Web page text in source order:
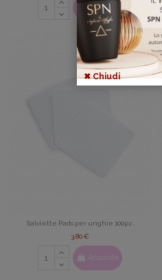
Acquista
Salviette Pads per unghie 100pz.
3,80 €
Acquista
✖ Chiudi